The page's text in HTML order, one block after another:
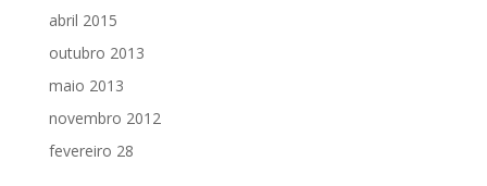
abril 2015
outubro 2013
maio 2013
novembro 2012
fevereiro 28